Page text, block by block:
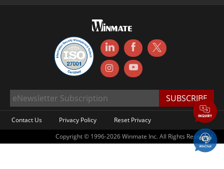
Contact Us Privacy Policy
Reset Privacy
Copyright © 1996-2026 Winmate Inc. All Rights Reserved.